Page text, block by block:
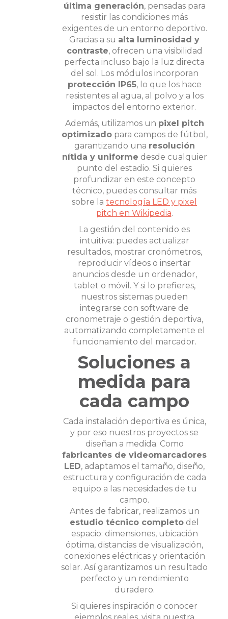
última generación, pensadas para
resistir las condiciones más
exigentes de un entorno deportivo.
Gracias a su alta luminosidad y
contraste, ofrecen una visibilidad
perfecta incluso bajo la luz directa
del sol. Los módulos incorporan
protección IP65, lo que los hace
resistentes al agua, al polvo y a los
impactos del entorno exterior.
Además, utilizamos un pixel pitch
optimizadopara campos de fútbol,
garantizando una resolución
nítida y uniforme desde cualquier
punto del estadio. Si quieres
profundizar en este concepto
técnico, puedes consultar más
sobre la tecnología LED y pixel
pitch en Wikipedia.
La gestión del contenido es
intuitiva: puedes actualizar
resultados, mostrar cronómetros,
reproducir vídeos o insertar
anuncios desde un ordenador,
tablet o móvil. Y si lo prefieres,
nuestros sistemas pueden
integrarse con software de
cronometraje o gestión deportiva,
automatizando completamente el
funcionamiento del marcador.
Soluciones a
medida para
cada campo
Cada instalación deportiva es única,
y por eso nuestros proyectos se
diseñan a medida. Como
fabricantes de videomarcadores
LED, adaptamos el tamaño, diseño,
estructura y configuración de cada
equipo a las necesidades de tu
campo.
Antes de fabricar, realizamos un
estudio técnico completo del
espacio: dimensiones, ubicación
óptima, distancias de visualización,
conexiones eléctricas y orientación
solar. Así garantizamos un resultado
perfecto y un rendimiento
duradero.
Si quieres inspiración o conocer